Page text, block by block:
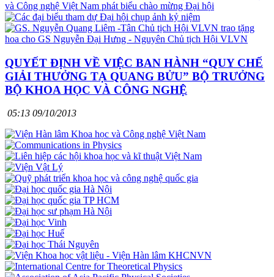
QUYẾT ĐỊNH VỀ VIỆC BAN HÀNH “QUY CHẾ
GIẢI THƯỞNG TẠ QUANG BỬU” BỘ TRƯỞNG
BỘ KHOA HỌC VÀ CÔNG NGHỆ
05:13 09/10/2013